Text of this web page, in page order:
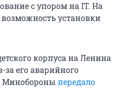
с упором на IT. На
установки
корпуса на Ленина
за его аварийного
Минобороны передало